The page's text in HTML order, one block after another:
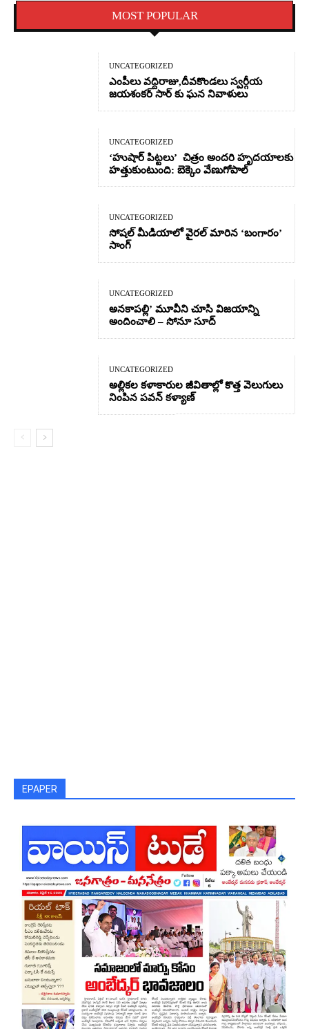
MOST POPULAR
UNCATEGORIZED
ఎంపీలు వద్దిరాజు,దీవకొండలు స్వర్గీయ
జయశంకర్ సార్ కు ఘన నివాళులు
UNCATEGORIZED
‘హుషార్‌ పిట్టలు’ చిత్రం అందరి హృదయాలకు
హత్తుకుంటుంది: బెక్కెం వేణుగోపాల్‌
UNCATEGORIZED
సోషల్ మీడియాలో వైరల్ మారిన ‘బంగారం’
సాంగ్
UNCATEGORIZED
అనకాపల్లి’ మూవీని చూసి విజయాన్ని
అందించాలి – సోనూ సూద్
UNCATEGORIZED
అల్లికల కళాకారుల జీవితాల్లో కొత్త వెలుగులు
నింపిన పవన్ కళ్యాణ్
EPAPER